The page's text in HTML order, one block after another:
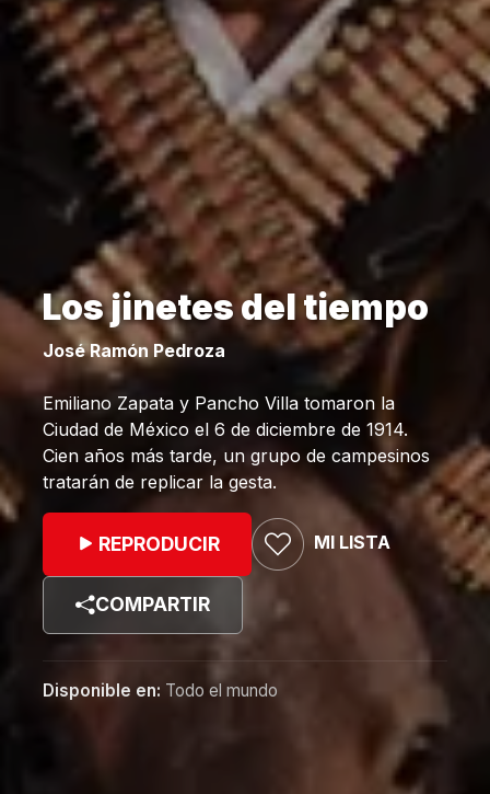
Los jinetes del tiempo
José Ramón Pedroza
Emiliano Zapata y Pancho Villa tomaron la
Ciudad de México el 6 de diciembre de 1914.
Cien años más tarde, un grupo de campesinos
tratarán de replicar la gesta.
REPRODUCIR MI LISTA
COMPARTIR
Disponible en: Todo el mundo